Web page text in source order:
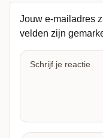
Jouw e-mailadres
velden zijn